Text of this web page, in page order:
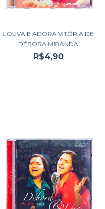
LOUVA E ADORA VITÓRIA DE
DÉBORA MIRANDA
R$4,90